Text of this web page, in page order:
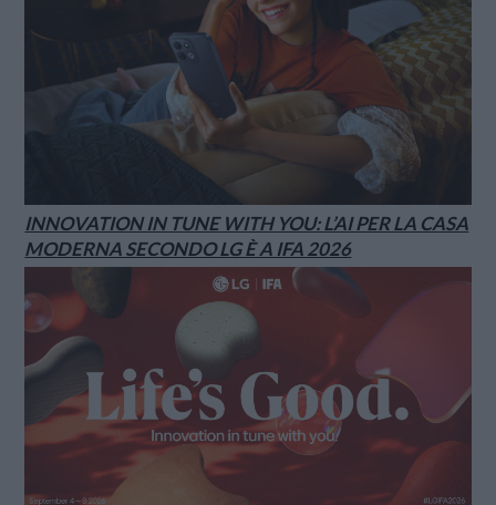
INNOVATION IN TUNE WITH YOU: L’AI PER LA CASA
MODERNA SECONDO LG È A IFA 2026